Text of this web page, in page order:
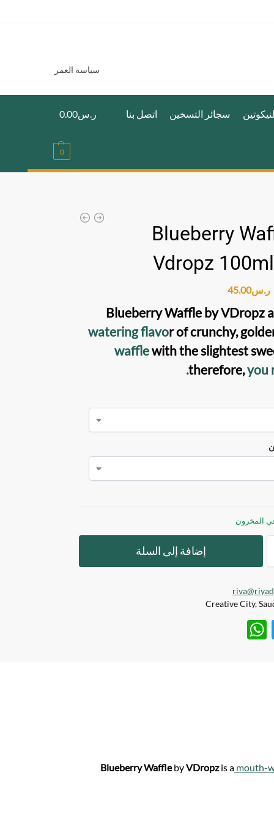
سياسة العمر
سجائر التسخين اتصل بنا ر.س0.00
0
Blueberry
Vdropz
ر.س45.00
Blueberry Waffle by VDropza
watering flavor of crunchy,
wafflewith the slightest
therefore,you
إضافة إلى السلة
T
Blueberry WafflebyVDropzis a mouth-